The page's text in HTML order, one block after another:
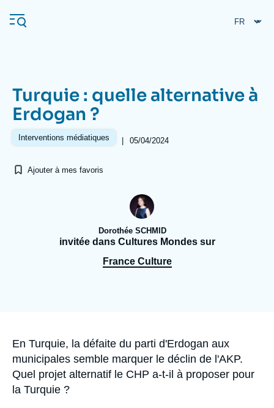
au
contenu
Navigation
principale
L'Ifri
Analyses
Recherches fréquentes
Proche-Orient
Turquie : quelle alternative à
Erdogan ?
Interventions médiatiques | 05/04/2024
Ajouter à mes favoris
Dorothée SCHMID
invitée dans Cultures Mondes sur
France Culture
Accroche
En Turquie, la défaite du parti d'Erdogan aux
municipales semble marquer le déclin de l'AKP.
Quel projet alternatif le CHP a-t-il à proposer pour
la Turquie ?